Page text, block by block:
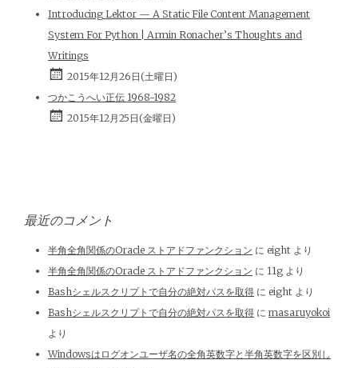
Introducing Lektor — A Static File Content Management
System For Python | Armin Ronacher’s Thoughts and
Writings
2015年12月26日(土曜日)
つかこうへい正伝 1968-1982
2015年12月25日(金曜日)
最近のコメント
半角全角関係のOracle ストアドファンクション に eight より
半角全角関係のOracle ストアドファンクション に 11g より
Bashシェルスクリプトで自分の絶対パスを取得 に eight より
Bashシェルスクリプトで自分の絶対パスを取得 に masaruyokoi
より
Windowsはログオンユーザ名の全角英数字と半角英数字を区別し